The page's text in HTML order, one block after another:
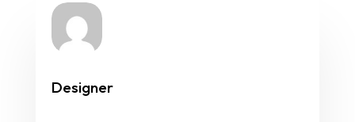
Designer